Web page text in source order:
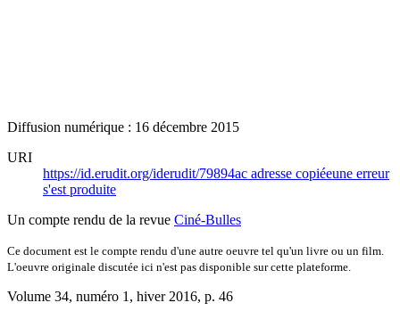
Diffusion numérique : 16 décembre 2015
URI
https://id.erudit.org/iderudit/79894ac adresse copiéeune erreur
s'est produite
Un compte rendu de la revue Ciné-Bulles
Ce document est le compte rendu d'une autre oeuvre tel qu'un livre ou un film.
L'oeuvre originale discutée ici n'est pas disponible sur cette plateforme.
Volume 34, numéro 1, hiver 2016, p. 46